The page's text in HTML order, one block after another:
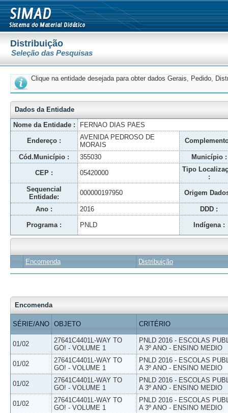
Distribuição
Seleção das Pesquisas
Clique na entidade desejada para obter dados Gerais, Pedido,
Dados da Entidade
Nome da Entidade :
FERNAO DIAS PAES
Endereço :
AVENIDA PEDROSO DE
MORAIS
Cód.Município : 355030 Município :
CEP : 05420000
Tipo
:
Sequencial
Entidade:
000000197950 Origem
Ano : 2016 DDD :
Programa : PNLD Indígena :
Encomenda Distribuição
Encomenda
SÉRIE/ANO OBJETO CRITÉRIO
01/02
27641C4401L-WAY TO
GO! - VOLUME 1
PNLD 2016 - ESCOLAS
A 3º ANO - ENSINO MEDIO
01/02
27641C4401L-WAY TO
GO! - VOLUME 1
PNLD 2016 - ESCOLAS
A 3º ANO - ENSINO MEDIO
01/02
27641C4401L-WAY TO
GO! - VOLUME 1
PNLD 2016 - ESCOLAS
A 3º ANO - ENSINO MEDIO
01/02
27641C4401L-WAY TO
GO! - VOLUME 1
PNLD 2016 - ESCOLAS
A 3º ANO - ENSINO MEDIO